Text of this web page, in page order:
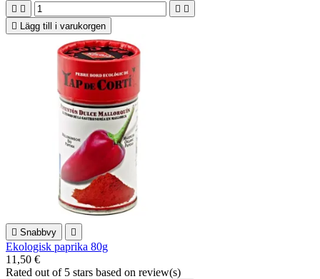
   
 Lägg till i varukorgen
 Snabbvy 
Ekologisk paprika 80g
11,50 €
Rated out of 5 stars based on review(s)